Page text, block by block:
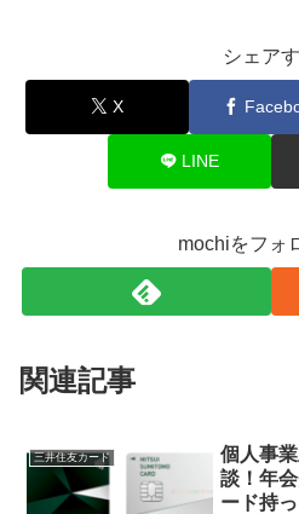
シェア
X
LINE
mochiをフォ
関連記事
三井住友カード
個人事
談！年
ード持っ